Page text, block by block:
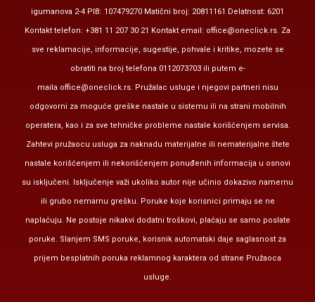
igumanova 2-4 PIB: 107479270 Matični broj: 20811161 Delatnost: 6201
Kontakt telefon: +381 11 207 30 21 Kontakt email: office@oneclick.rs. Za
sve reklamacije, informacije, sugestije, pohvale i kritike, mozete se
obratiti na broj telefona 0112073703 ili putem e-
maila office@oneclick.rs. Pružalac usluge i njegovi partneri nisu
odgovorni za moguće greške nastale u sistemu ili na strani mobilnih
operatera, kao i za sve tehničke probleme nastale korišćenjem servisa.
Zahtevi pružaocu usluga za naknadu materijalne ili nematerijalne štete
nastale korišćenjem ili nekorišćenjem ponuđenih informacija u osnovi
su isključeni. Isključenje važi ukoliko autor nije učinio dokazivo namernu
ili grubo nemarnu grešku. Poruke koje korisnici primaju se ne
naplaćuju. Ne postoje nikakvi dodatni troškovi, plaćaju se samo poslate
poruke. Slanjem SMS poruke, korisnik automatski daje saglasnost za
prijem besplatnih poruka reklamnog karaktera od strane Pružaoca
usluge.